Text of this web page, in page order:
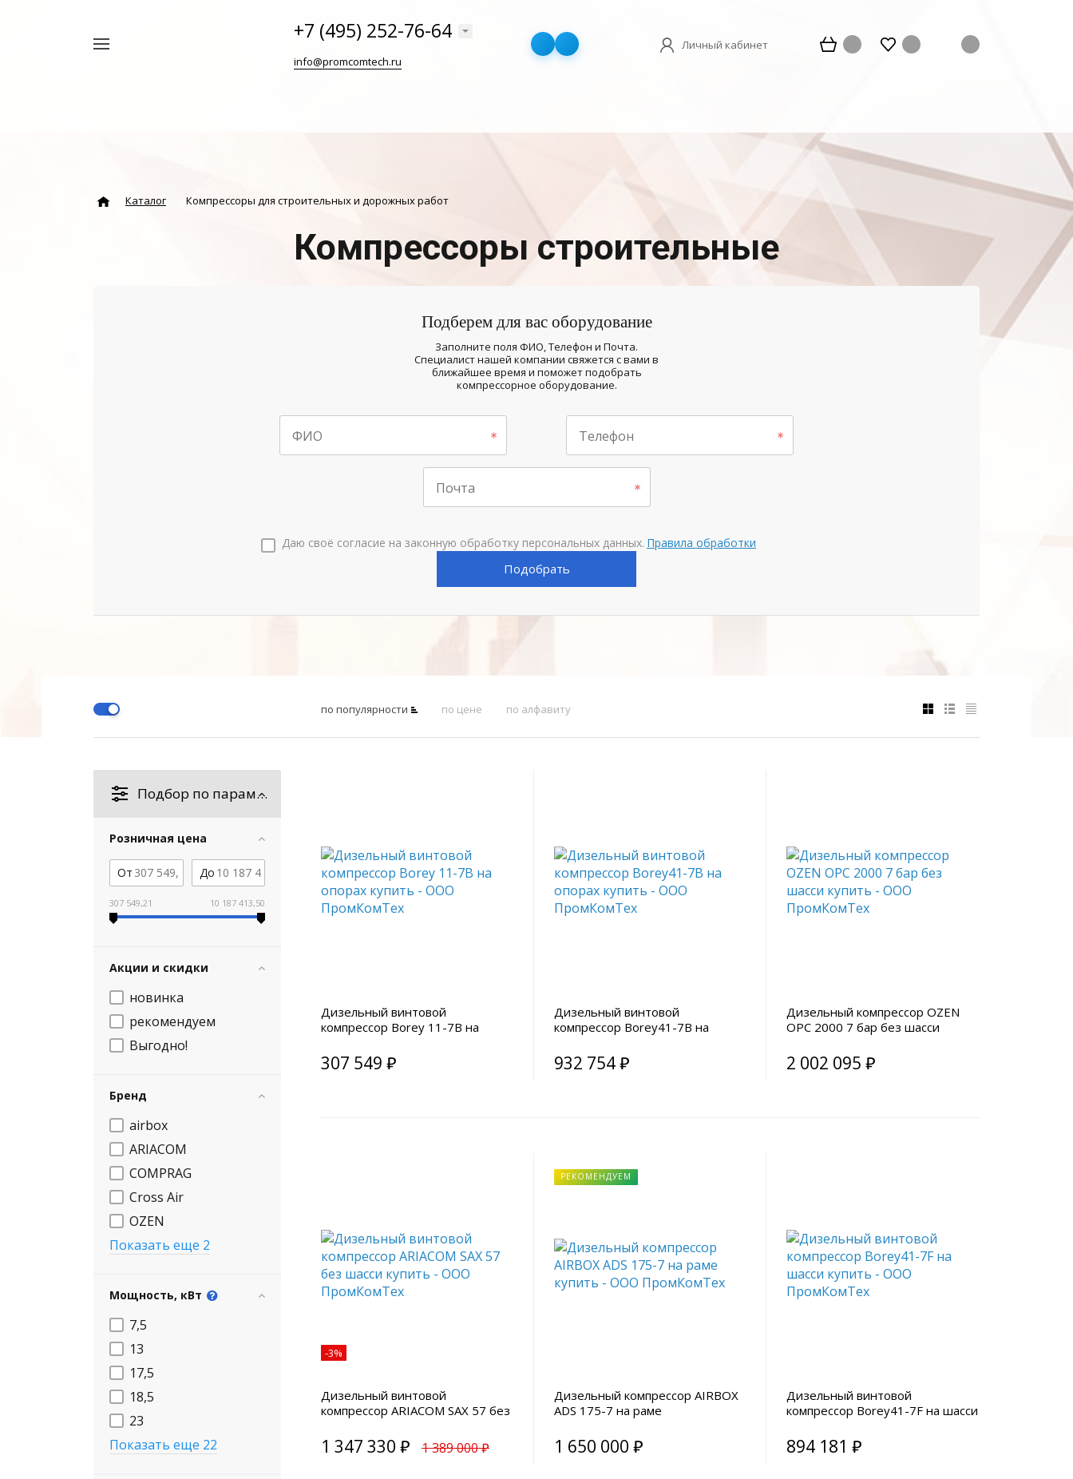
+7 (495) 252-76-64
info@promcomtech.ru
Личный кабинет
Каталог Компрессоры для строительных и дорожных работ
Компрессоры строительные
Подберем для вас оборудование
Заполните поля ФИО, Телефон и Почта.
Специалист нашей компании свяжется с вами в
ближайшее время и поможет подобрать
компрессорное оборудование.
ФИО Телефон
Почта
Даю своё согласие на законную обработку персональных данных. Правила обработки
Подобрать
по популярности по цене по алфавиту
Подбор по параметрам
Розничная цена
От До
307 549,21 10 187 413,50
Акции и скидки
новинка
рекомендуем
Выгодно!
Бренд
airbox
ARIACOM
COMPRAG
Cross Air
OZEN
Показать еще 2
Мощность, кВт
7,5
13
17,5
18,5
23
Показать еще 22
Дизельный винтовой
компрессор Borey 11-7B на
307 549 ₽
Дизельный винтовой
компрессор Borey41-7B на
932 754 ₽
Дизельный компрессор OZEN
OPC 2000 7 бар без шасси
2 002 095 ₽
-3%
Дизельный винтовой
компрессор ARIACOM SAX 57 без
1 347 330 ₽ 1 389 000 ₽
РЕКОМЕНДУЕМ
Дизельный компрессор AIRBOX
ADS 175-7 на раме
1 650 000 ₽
Дизельный винтовой
компрессор Borey41-7F на шасси
894 181 ₽